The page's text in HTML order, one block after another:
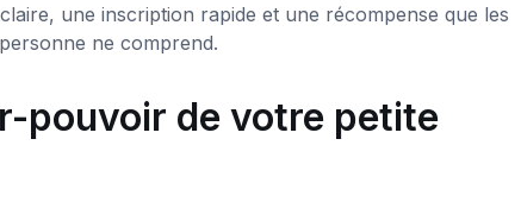
une inscription rapide et une récompense que les
ne comprend.
pouvoir de votre petite